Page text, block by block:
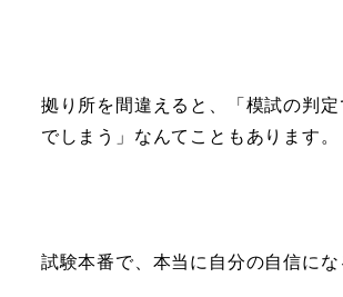
拠り所を間違えると、「模試の判
でしまう」なんてこともあります。
試験本番で、本当に自分の自信にな